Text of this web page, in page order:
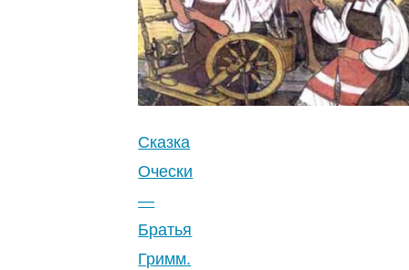
счастливчика
—
Братья
Гримм.
Читать
онлайн.
Сказка
Очески
—
Братья
Гримм.